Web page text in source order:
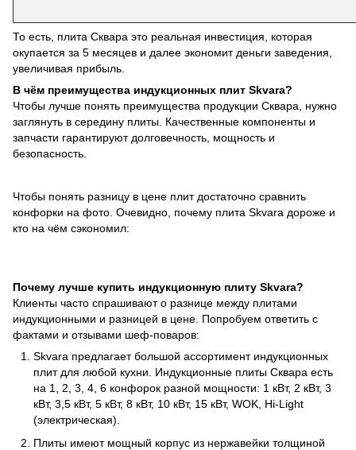
То есть, плита Сквара это реальная инвестиция, которая
окупается за 5 месяцев и далее экономит деньги заведения,
увеличивая прибыль.
В чём преимущества индукционных плит Skvara?
Чтобы лучше понять преимущества продукции Сквара, нужно
заглянуть в середину плиты. Качественные компоненты и
запчасти гарантируют долговечность, мощность и
безопасность.
Чтобы понять разницу в цене плит достаточно сравнить
конфорки на фото. Очевидно, почему плита Skvara дороже и
кто на чём сэкономил:
Почему лучше купить индукционную плиту Skvara?
Клиенты часто спрашивают о разнице между плитами
индукционными и разницей в цене. Попробуем ответить с
фактами и отзывами шеф-поваров:
Skvara предлагает большой ассортимент индукционных
плит для любой кухни. Индукционные плиты Сквара есть
на 1, 2, 3, 4, 6 конфорок разной мощности: 1 кВт, 2 кВт, 3
кВт, 3,5 кВт, 5 кВт, 8 кВт, 10 кВт, 15 кВт, WOK, Hi-Light
(электрическая).
Плиты имеют мощный корпус из нержавейки толщиной